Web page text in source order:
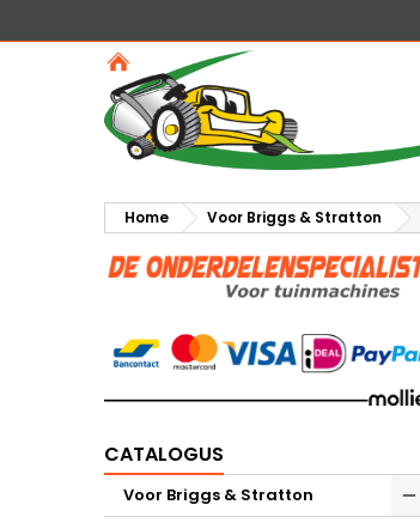
Home Voor Briggs & Stratton
CATALOGUS
Voor Briggs & Stratton